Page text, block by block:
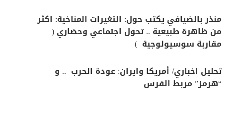
منذر بالضيافي يكتب حول: التغيرات المناخية: اكثر
من ظاهرة طبيعية .. تحول اجتماعي وحضاري (
مقاربة سوسيولوجية )
تحليل اخباري/ أمريكا وايران: عودة الحرب .. و
“هرمز” مربط الفرس